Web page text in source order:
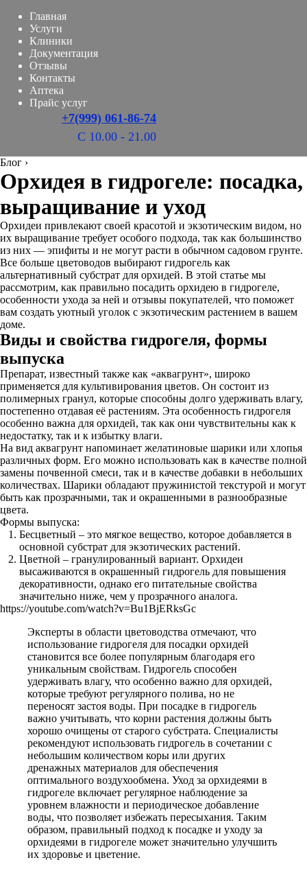
Главная
Услуги
Клиники
Документация
Отзывы
Контакты
Аптека
Прайс услуг
+7(999) 061-86-74
С 10.00 - 21.00
Блог ›
Орхидея в гидрогеле: посадка,
выращивание и уход
Орхидеи привлекают своей красотой и экзотическим видом, но
их выращивание требует особого подхода, так как большинство
из них — эпифиты и не могут расти в обычном садовом грунте.
Все больше цветоводов выбирают гидрогель как
альтернативный субстрат для орхидей. В этой статье мы
рассмотрим, как правильно посадить орхидею в гидрогеле,
особенности ухода за ней и отзывы покупателей, что поможет
вам создать уютный уголок с экзотическим растением в вашем
доме.
Виды и свойства гидрогеля, формы
выпуска
Препарат, известный также как «аквагрунт», широко
применяется для культивирования цветов. Он состоит из
полимерных гранул, которые способны долго удерживать влагу,
постепенно отдавая её растениям. Эта особенность гидрогеля
особенно важна для орхидей, так как они чувствительны как к
недостатку, так и к избытку влаги.
На вид аквагрунт напоминает желатиновые шарики или хлопья
различных форм. Его можно использовать как в качестве полной
замены почвенной смеси, так и в качестве добавки в небольших
количествах. Шарики обладают пружинистой текстурой и могут
быть как прозрачными, так и окрашенными в разнообразные
цвета.
Формы выпуска:
Бесцветный – это мягкое вещество, которое добавляется в
основной субстрат для экзотических растений.
Цветной – гранулированный вариант. Орхидеи
высаживаются в окрашенный гидрогель для повышения
декоративности, однако его питательные свойства
значительно ниже, чем у прозрачного аналога.
https://youtube.com/watch?v=Bu1BjERksGc
Эксперты в области цветоводства отмечают, что
использование гидрогеля для посадки орхидей
становится все более популярным благодаря его
уникальным свойствам. Гидрогель способен
удерживать влагу, что особенно важно для орхидей,
которые требуют регулярного полива, но не
переносят застоя воды. При посадке в гидрогель
важно учитывать, что корни растения должны быть
хорошо очищены от старого субстрата. Специалисты
рекомендуют использовать гидрогель в сочетании с
небольшим количеством коры или других
дренажных материалов для обеспечения
оптимального воздухообмена. Уход за орхидеями в
гидрогеле включает регулярное наблюдение за
уровнем влажности и периодическое добавление
воды, что позволяет избежать пересыхания. Таким
образом, правильный подход к посадке и уходу за
орхидеями в гидрогеле может значительно улучшить
их здоровье и цветение.